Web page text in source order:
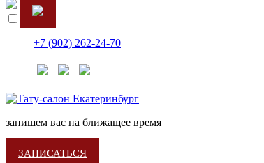
+7 (902) 262-24-70
запишем вас на ближащее время
ЗАПИСАТЬСЯ